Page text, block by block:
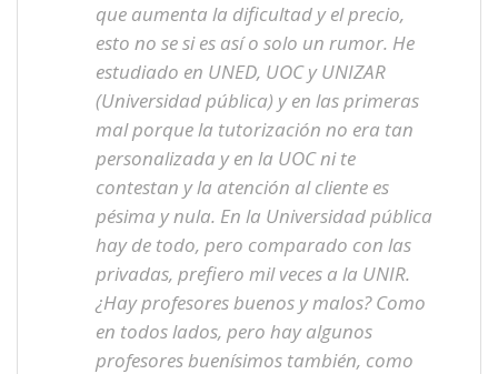
que aumenta la dificultad y el precio,
esto no se si es así o solo un rumor. He
estudiado en UNED, UOC y UNIZAR
(Universidad pública) y en las primeras
mal porque la tutorización no era tan
personalizada y en la UOC ni te
contestan y la atención al cliente es
pésima y nula. En la Universidad pública
hay de todo, pero comparado con las
privadas, prefiero mil veces a la UNIR.
¿Hay profesores buenos y malos? Como
en todos lados, pero hay algunos
profesores buenísimos también, como